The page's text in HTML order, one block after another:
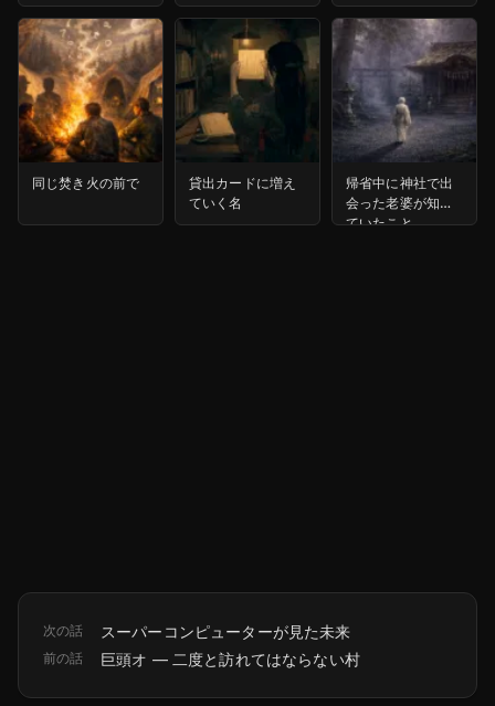
同じ焚き火の前で
貸出カードに増え
ていく名
帰省中に神社で出
会った老婆が知っ
ていたこと
次の話 スーパーコンピューターが見た未来
前の話 巨頭オ ― 二度と訪れてはならない村